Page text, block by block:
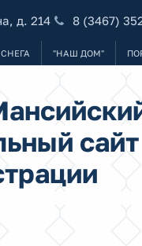
д. 214 8 (3467)
"НАШ ДОМ"
сайт